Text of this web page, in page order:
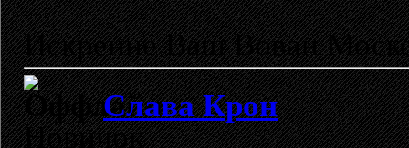
Искренне Ваш Вован
Слава Крон
Новичок